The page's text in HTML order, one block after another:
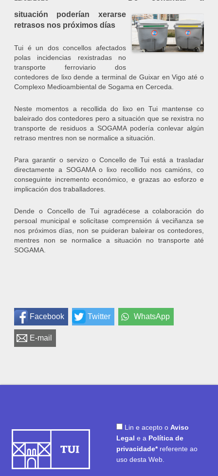
situación poderían xerarse
retrasos nos próximos días
Tui é un dos concellos afectados
polas incidencias rexistradas no
transporte ferroviario dos
contedores de lixo dende a terminal de Guixar en Vigo até o
Complexo Medioambiental de Sogama en Cerceda.
Neste momentos a recollida do lixo en Tui mantense co
baleirado dos contedores pero a situación que se rexistra no
transporte de residuos a SOGAMA podería conlevar algún
retraso mentres non se normalice a situación.
Para garantir o servizo o Concello de Tui está a trasladar
directamente a SOGAMA o lixo recollido nos camións, co
conseguinte incremento económico, e grazas ao esforzo e
implicación dos traballadores.
Dende o Concello de Tui agradécese a colaboración do
persoal municipal e solicítase comprensión á veciñanza se
nos próximos días, non se puideran baleirar os contedores,
mentres non se normalice a situación no transporte até
SOGAMA.
Facebook Twitter WhatsApp
E-mail
Lin e acepto o Aviso
Legal e a Política de
privacidade* referente ao
uso desta Web.